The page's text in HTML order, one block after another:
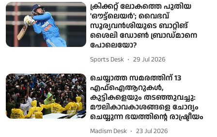
ക്രിക്കറ്റ് ലോകത്തെ പുതിയ
'ഔട്ട്ലെയര്‍'; വൈഭവ്
സൂര്യവൻശിയുടെ ബാറ്റിങ്
ശൈലി ഡോണ്‍ ബ്രാഡ്മാനെ
പോലെയോ?
Sports Desk 29 Jul 2026
ചെയ്യാത്ത സമരത്തിന് 13
എഫ്ഐആറുകള്‍,
കുട്ടികളെയും തടഞ്ഞുവച്ചു:
മൗലികാവകാശങ്ങളെ ചോദ്യം
ചെയ്യുന്ന ഭയത്തിന്റെ രാഷ്ട്രീയം
Madism Desk 23 Jul 2026